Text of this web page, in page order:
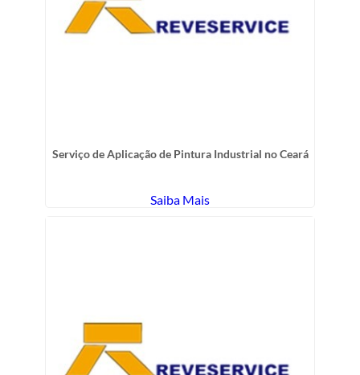
Serviço de Aplicação de Pintura Industrial no Ceará
Saiba Mais